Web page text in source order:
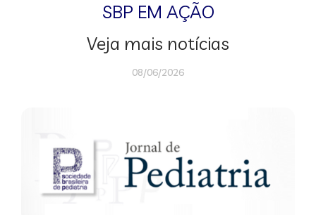
SBP EM AÇÃO
Veja mais notícias
08/06/2026